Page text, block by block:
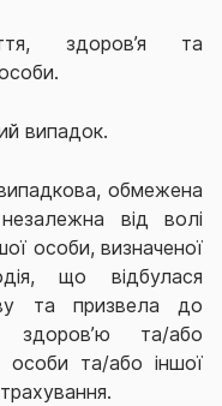
здоров’я
та
випадок.
обмежена
від волі
особи, визначеної
що відбулася
та призвела до
та/або
особи та/або іншої